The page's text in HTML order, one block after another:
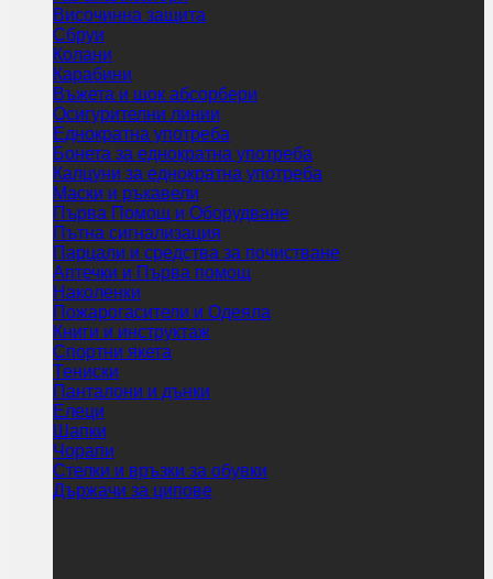
Височинна защита
Сбруи
Колани
Карабини
Въжета и шок абсорбери
Осигурителни линии
Еднократна употреба
Бонета за еднократна употреба
Калцуни за еднократна употреба
Маски и ръкавели
Първа Помощ и Оборудване
Пътна сигнализация
Парцали и средства за почистване
Аптечки и Първа помощ
Наколенки
Пожарогасители и Одеяла
Книги и инструктаж
Спортни якета
Тениски
Панталони и дънки
Елеци
Шапки
Чорапи
Стелки и връзки за обувки
Държачи за ципове